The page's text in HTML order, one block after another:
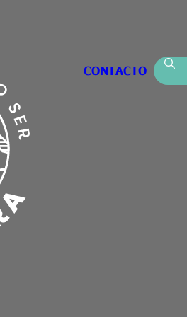
CONTACTO
Buscar